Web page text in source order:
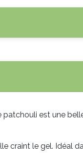
est une
craint le gel. Idéal